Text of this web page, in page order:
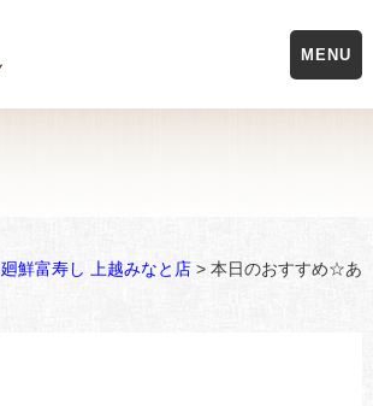
廻鮮富寿し 上越みなと店> 本日のおすすめ☆あ
MENU